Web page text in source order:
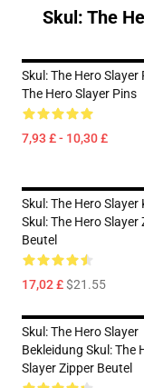
Skul: The
Skul: The Hero Slayer
The Hero Slayer Pins
7,93 £ - 10,30 £
Skul: The Hero Slayer
Skul: The Hero Slayer
Beutel
17,02 £$21.55
Skul: The Hero Slayer
Bekleidung Skul: The
Slayer Zipper Beutel